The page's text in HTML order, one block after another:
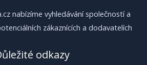
nabízíme vyhledávání společností a
zákaznících a dodavatelích
odkazy